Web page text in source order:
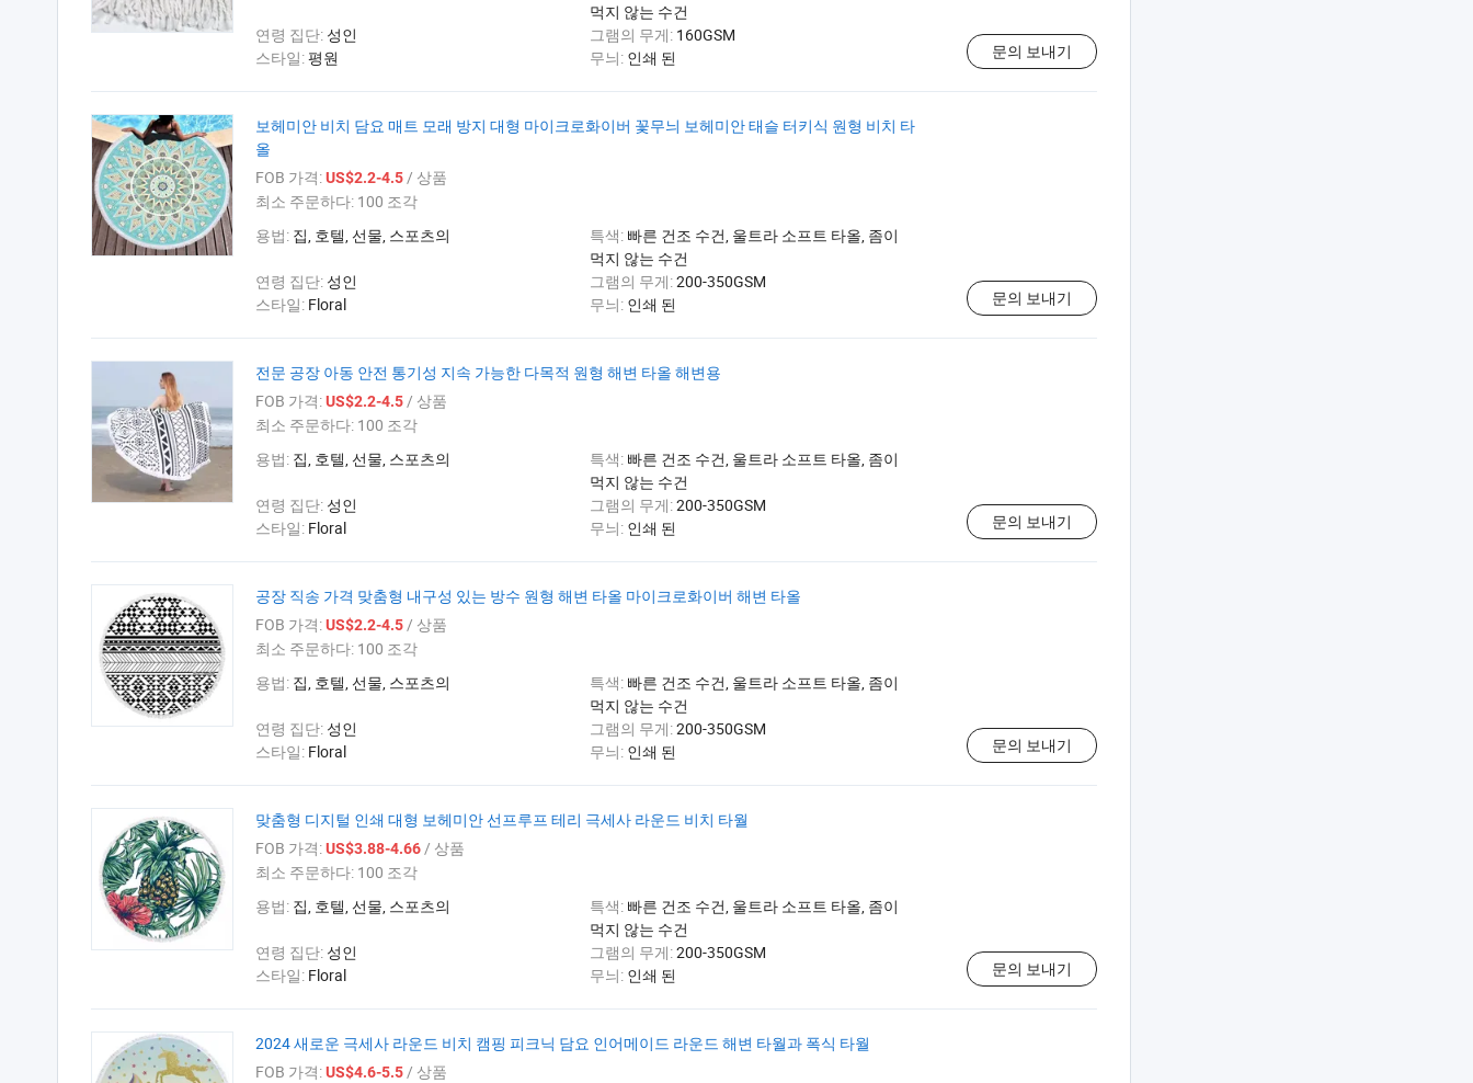
먹지 않는 수건
연령 집단: 성인 그램의 무게: 160GSM
스타일:평원 무늬: 인쇄 된 문의 보내기
보헤미안 비치 담요 매트 모래 방지 대형 마이크로화이버 꽃무늬 보헤미안 태슬 터키식 원형 비치 타
올
FOB 가격:US$2.2-4.5/ 상품
최소 주문하다: 100 조각
용법: 집, 호텔, 선물, 스포츠의 특색: 빠른 건조 수건, 울트라 소프트 타올, 좀이
먹지 않는 수건
연령 집단: 성인 그램의 무게:200-350GSM
스타일: Floral 무늬: 인쇄 된 문의 보내기
전문 공장 아동 안전 통기성 지속 가능한 다목적 원형 해변 타올 해변용
FOB 가격:US$2.2-4.5/ 상품
최소 주문하다: 100 조각
용법: 집, 호텔, 선물, 스포츠의 특색: 빠른 건조 수건, 울트라 소프트 타올, 좀이
먹지 않는 수건
연령 집단: 성인 그램의 무게:200-350GSM
스타일: Floral 무늬: 인쇄 된 문의 보내기
공장 직송 가격 맞춤형 내구성 있는 방수 원형 해변 타올 마이크로화이버 해변 타올
FOB 가격:US$2.2-4.5/ 상품
최소 주문하다: 100 조각
용법: 집, 호텔, 선물, 스포츠의 특색: 빠른 건조 수건, 울트라 소프트 타올, 좀이
먹지 않는 수건
연령 집단: 성인 그램의 무게:200-350GSM
스타일: Floral 무늬: 인쇄 된 문의 보내기
맞춤형 디지털 인쇄 대형 보헤미안 선프루프 테리 극세사 라운드 비치 타월
FOB 가격:US$3.88-4.66/ 상품
최소 주문하다: 100 조각
용법: 집, 호텔, 선물, 스포츠의 특색: 빠른 건조 수건, 울트라 소프트 타올, 좀이
먹지 않는 수건
연령 집단: 성인 그램의 무게:200-350GSM
스타일: Floral 무늬: 인쇄 된 문의 보내기
2024 새로운 극세사 라운드 비치 캠핑 피크닉 담요 인어메이드 라운드 해변 타월과 폭식 타월
FOB 가격:US$4.6-5.5/ 상품